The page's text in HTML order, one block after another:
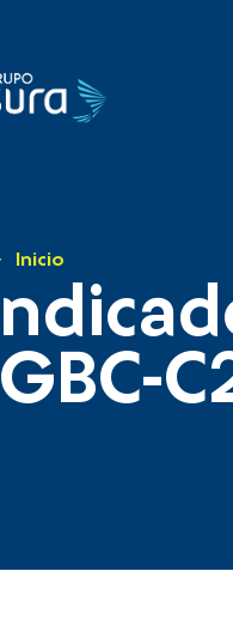
Inicio
IGBC-